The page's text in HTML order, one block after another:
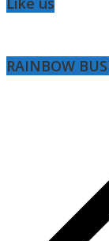
RAINBOW